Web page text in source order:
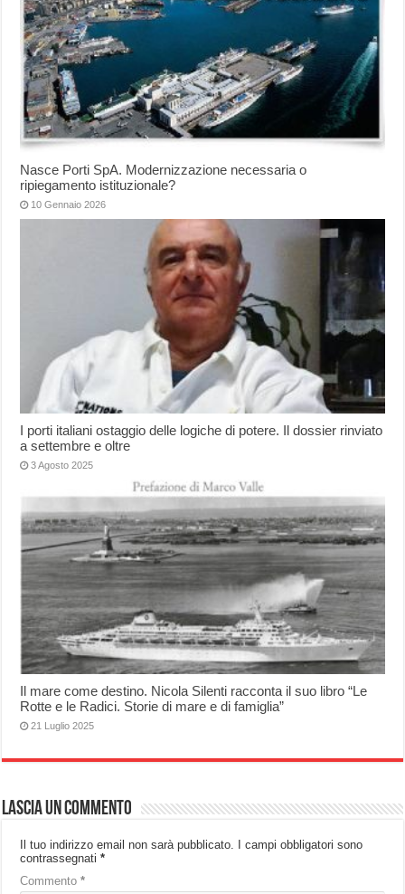
Nasce Porti SpA. Modernizzazione necessaria o
ripiegamento istituzionale?
10 Gennaio 2026
I porti italiani ostaggio delle logiche di potere. Il dossier rinviato
a settembre e oltre
3 Agosto 2025
Il mare come destino. Nicola Silenti racconta il suo libro “Le
Rotte e le Radici. Storie di mare e di famiglia”
21 Luglio 2025
Lascia un commento
Il tuo indirizzo email non sarà pubblicato. I campi obbligatori sono
contrassegnati*
Commento*